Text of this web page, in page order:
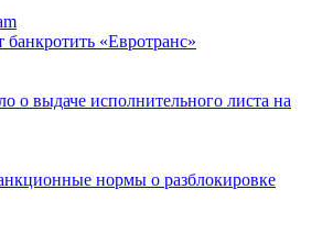
«Евротранс»
о выдаче исполнительного листа на
нормы о разблокировке